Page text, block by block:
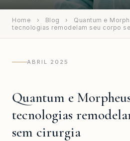
Home › Blog ›
Quantum e
tecnologias remodelam seu corpo
ABRIL 2025
Quantum e
tecnologias
sem cirurgia